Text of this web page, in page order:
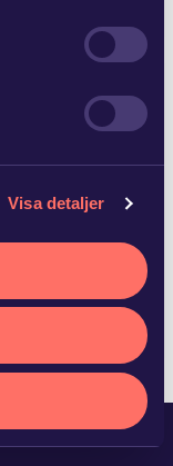
Visa detaljer
AB har
50,6 procent av